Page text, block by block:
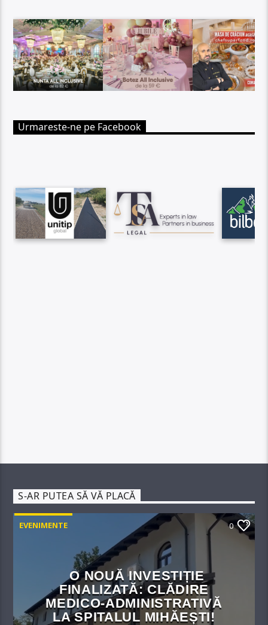
Urmareste-ne pe Facebook
S-AR PUTEA SĂ VĂ PLACĂ
EVENIMENTE 0
O NOUĂ INVESTIȚIE
FINALIZATĂ: CLĂDIRE
MEDICO-ADMINISTRATIVĂ
LA SPITALUL MIHĂEȘTI!​